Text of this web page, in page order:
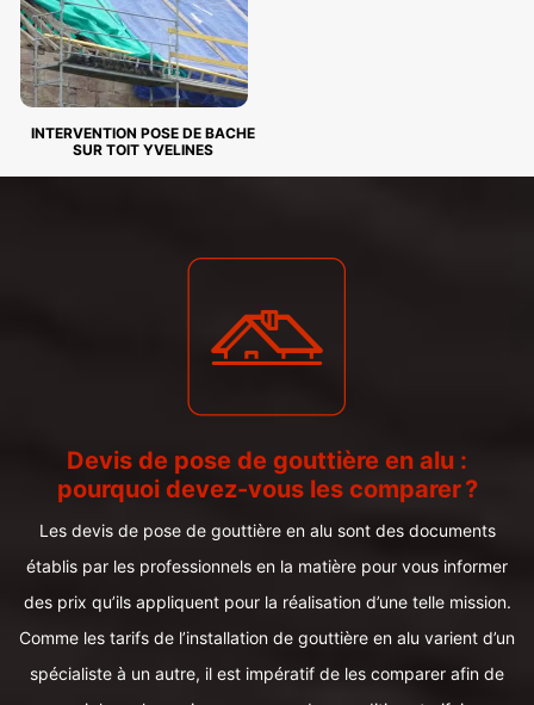
INTERVENTION POSE DE BACHE
SUR TOIT YVELINES
Devis de pose de gouttière en alu :
pourquoi devez-vous les comparer ?
Les devis de pose de gouttière en alu sont des documents
établis par les professionnels en la matière pour vous informer
des prix qu’ils appliquent pour la réalisation d’une telle mission.
Comme les tarifs de l’installation de gouttière en alu varient d’un
spécialiste à un autre, il est impératif de les comparer afin de